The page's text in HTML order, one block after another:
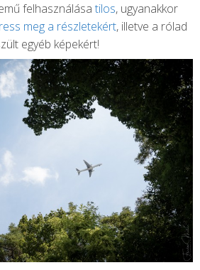
felhasználása tilos, ugyanakkor
meg a részletekért, illetve a rólad
egyéb képekért!